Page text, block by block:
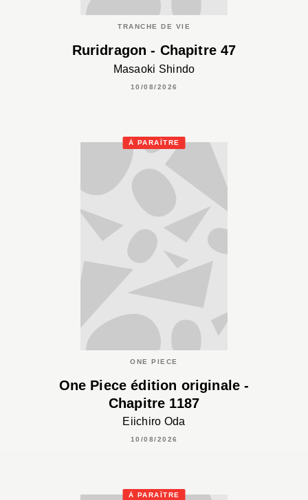
TRANCHE DE VIE
Ruridragon - Chapitre 47
Masaoki Shindo
10/08/2026
À PARAÎTRE
ONE PIECE
One Piece édition originale -
Chapitre 1187
Eiichiro Oda
10/08/2026
À PARAÎTRE